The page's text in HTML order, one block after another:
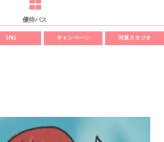
優待パス
SNS キャンペーン 写真スタジオ